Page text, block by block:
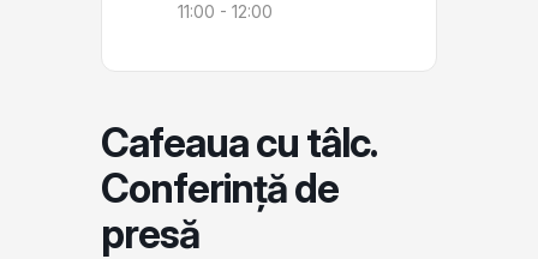
11:00 - 12:00
Cafeaua cu tâlc.
Conferință de
presă